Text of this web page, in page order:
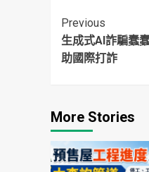
Continue
Reading
Previous
生成式AI詐騙蠢
助國際打詐
More Stories